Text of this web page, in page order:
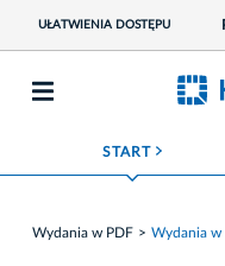
UŁATWIENIA DOSTĘPU
START ROZWIŃ MENU
Wydania w PDF Wydania w